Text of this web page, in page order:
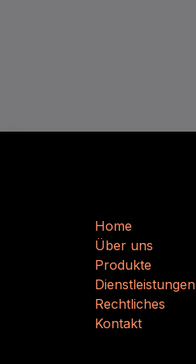
H​​ome
Über uns
Produkte
Dienstleistungen
Rechtliches
Kontakt